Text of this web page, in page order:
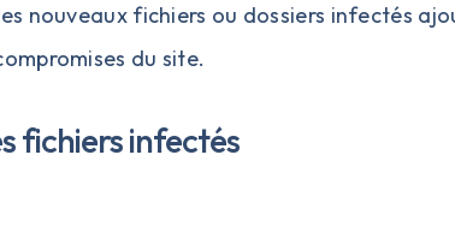
nouveaux fichiers ou dossiers infectés
du site.
fichiers infectés